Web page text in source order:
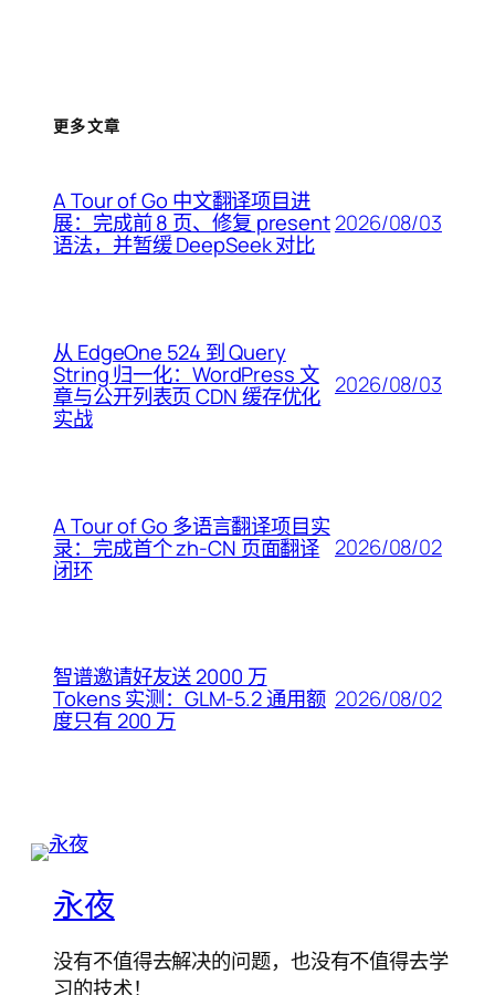
更多文章
A Tour of Go 中文翻译项目进
展：完成前 8 页、修复 present
语法，并暂缓 DeepSeek 对比
2026/08/03
从 EdgeOne 524 到 Query
String 归一化：WordPress 文
章与公开列表页 CDN 缓存优化
实战
2026/08/03
A Tour of Go 多语言翻译项目实
录：完成首个 zh-CN 页面翻译
闭环
2026/08/02
智谱邀请好友送 2000 万
Tokens 实测：GLM-5.2 通用额
度只有 200 万
2026/08/02
永夜
没有不值得去解决的问题，也没有不值得去学
习的技术！